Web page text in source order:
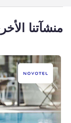
منشآتنا